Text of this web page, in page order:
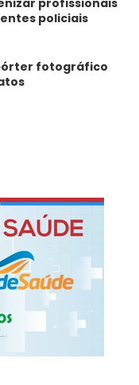
policiais
fotográfico